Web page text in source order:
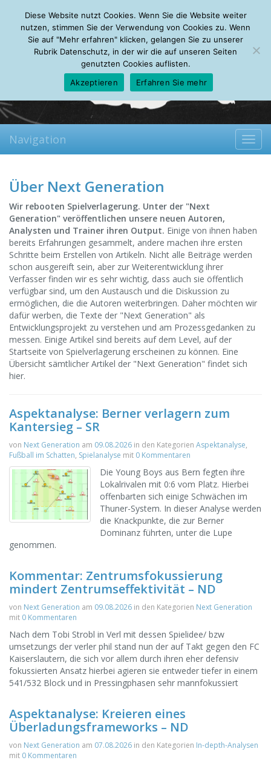
Monday, 10.08.2026
Mein Account
About Autoren Leseempfehlungen FAQ
Navigation
Über Next Generation
Wir rebooten Spielverlagerung. Unter der "Next
Generation" veröffentlichen unsere neuen Autoren,
Analysten und Trainer ihren Output. Einige von ihnen haben
bereits Erfahrungen gesammelt, andere machen ihre ersten
Schritte beim Erstellen von Artikeln. Nicht alle Beiträge werden
schon ausgereift sein, aber zur Weiterentwicklung ihrer
Verfasser finden wir es sehr wichtig, dass auch sie öffentlich
verfügbar sind, um den Austausch und die Diskussion zu
ermöglichen, die die Autoren weiterbringen. Daher möchten wir
dafür werben, die Texte der "Next Generation" als
Entwicklungsprojekt zu verstehen und am Prozessgedanken zu
messen. Einige Artikel sind bereits auf dem Level, auf der
Startseite von Spielverlagerung erscheinen zu können. Eine
Übersicht sämtlicher Artikel der "Next Generation" findet sich
hier.
Aspektanalyse: Berner verlagern zum
Kantersieg – SR
von Next Generation am 09.08.2026 in den Kategorien Aspektanalyse,
Fußball im Schatten, Spielanalyse mit 0 Kommentaren
Die Young Boys aus Bern fegten ihre
Lokalrivalen mit 0:6 vom Platz. Hierbei
offenbarten sich einige Schwächen im
Thuner-System. In dieser Analyse werden
die Knackpunkte, die zur Berner
Dominanz führten, unter die Lupe
genommen.
Kommentar: Zentrumsfokussierung
mindert Zentrumseffektivität – ND
von Next Generation am 09.08.2026 in den Kategorien Next Generation
mit 0 Kommentaren
Nach dem Tobi Strobl in Verl mit dessen Spielidee/ bzw
umsetzungs der verler phil stand nun der auf Takt gegen den FC
Kaiserslautern, die sich vor allem durch ihren eher defensiv
fokussierten Ansatz hierbei agieren sie entweder tiefer in einem
541/532 Block und in Pressingphasen sehr mannfokussiert
Aspektanalyse: Kreieren eines
Überladungsframeworks – ND
von Next Generation am 07.08.2026 in den Kategorien In-depth-Analysen
mit 0 Kommentaren
Diese Website nutzt Cookies. Wenn Sie die Website weiter
nutzen, stimmen Sie der Verwendung von Cookies zu. Wenn
Sie auf "Mehr erfahren" klicken, gelangen Sie zu unserer
Rubrik Datenschutz, in der wir die auf unseren Seiten
genutzten Cookies auflisten.
Akzeptieren
Erfahren Sie mehr